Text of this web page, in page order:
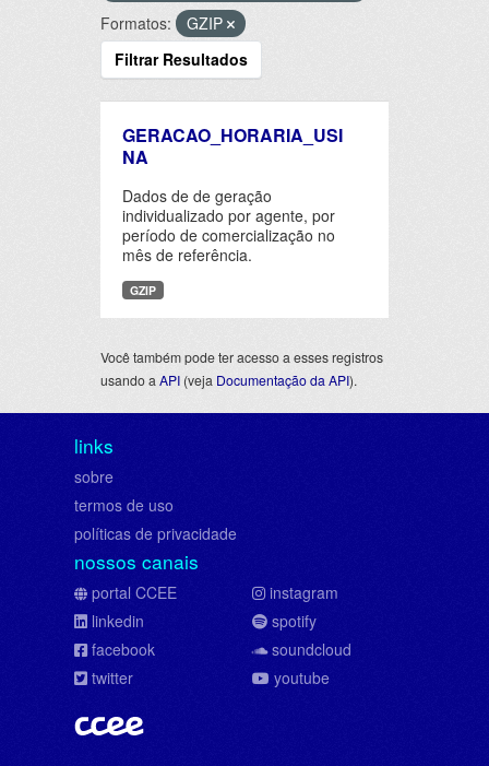
Formatos:
GZIP
Filtrar Resultados
GERACAO_HORARIA_USI
NA
Dados de de geração
individualizado por agente, por
período de comercialização no
mês de referência.
GZIP
Você também pode ter acesso a esses registros
usando a API (veja Documentação da API).
links
sobre
termos de uso
políticas de privacidade
nossos canais
portal CCEE
linkedin
facebook
twitter
instagram
spotify
soundcloud
youtube